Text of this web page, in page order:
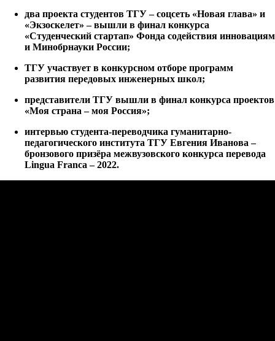
два проекта студентов ТГУ – соцсеть «Новая глава» и
«Экзоскелет» – вышли в финал конкурса
«Студенческий стартап» Фонда содействия инновациям
и Минобрнауки России;
ТГУ участвует в конкурсном отборе программ
развития передовых инженерных школ;
представители ТГУ вышли в финал конкурса проектов
«Моя страна – моя Россия»;
интервью студента-переводчика гуманитарно-
педагогического института ТГУ Евгения Иванова –
бронзового призёра межвузовского конкурса перевода
Lingua Franca – 2022.